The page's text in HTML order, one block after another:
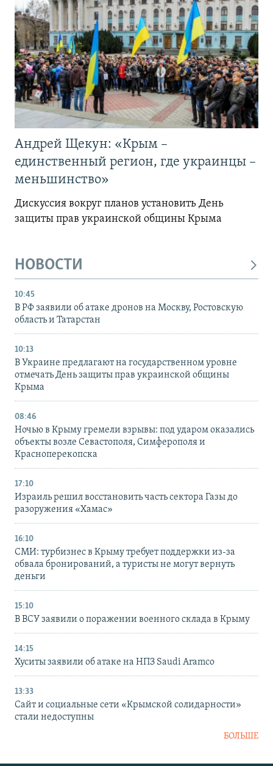
Андрей Щекун: «Крым –
единственный регион, где украинцы –
меньшинство»
Дискуссия вокруг планов установить День
защиты прав украинской общины Крыма
НОВОСТИ
10:45
В РФ заявили об атаке дронов на Москву, Ростовскую
область и Татарстан
10:13
В Украине предлагают на государственном уровне
отмечать День защиты прав украинской общины
Крыма
08:46
Ночью в Крыму гремели взрывы: под ударом оказались
объекты возле Севастополя, Симферополя и
Красноперекопска
17:10
Израиль решил восстановить часть сектора Газы до
разоружения «Хамас»
16:10
СМИ: турбизнес в Крыму требует поддержки из-за
обвала бронирований, а туристы не могут вернуть
деньги
15:10
В ВСУ заявили о поражении военного склада в Крыму
14:15
Хуситы заявили об атаке на НПЗ Saudi Aramco
13:33
Сайт и социальные сети «Крымской солидарности»
стали недоступны
БОЛЬШЕ